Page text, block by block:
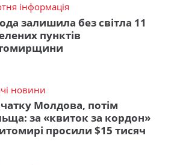
інформація
залишила без світла 11
пунктів
новини
Молдова, потім
за «квиток за кордон»
просили $15 тисяч